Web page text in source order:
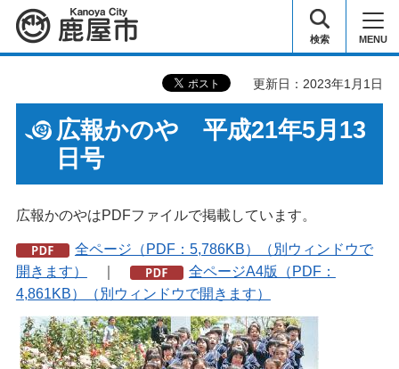
鹿屋市 検索 MENU
更新日：2023年1月1日
広報かのや 平成21年5月13
日号
広報かのやはPDFファイルで掲載しています。
全ページ（PDF：5,786KB）（別ウィンドウで
開きます）
全ページA4版（PDF：
4,861KB）（別ウィンドウで開きます）